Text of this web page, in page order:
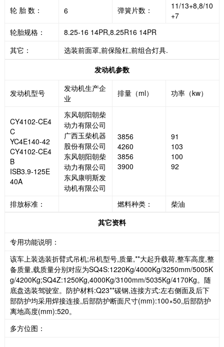
轮 胎 数： 6 弹簧片数：
11/13+8,8/10
+7
轮胎规格：
8.25-16 14PR,8.25R16 14PR
其它：
选装前面罩,前保险杠,前组合灯具.
发动机参数
发动机型号
发动机生产企
业
排量（ml） 功率（kw）
CY4102-CE4
C
YC4E140-42
CY4102-CE4
B
ISB3.9-125E
40A
东风朝阳朝柴
动力有限公司
广西玉柴机器
股份有限公司
东风朝阳朝柴
动力有限公司
东风康明斯发
动机有限公司
3856
4260
3856
3900
91
103
100
92
排放标准： 燃料种类：
柴油
其它资料
专用功能说明：
该车上装选装折臂式吊机;吊机型号,质量,**大起升载荷,整车高度,整
备质量,载质量分别对应为SQ4S:1220Kg/4000Kg/3250mm/5005K
g/4200Kg;SQ4Z:1250Kg,4000Kg/3100mm/5035Kg/4170Kg。随
底盘选装驾驶室。防护材料:Q23**碳钢,连接方式:左右侧面及后下
部防护均采用焊接连接,后部防护断面尺寸(mm):100×50,后部防护
离地高度(mm):520。
多方位图：